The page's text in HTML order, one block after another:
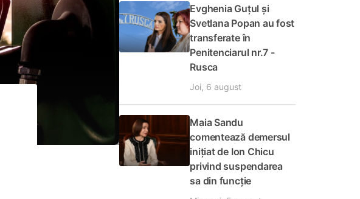
Evghenia Guțul și
Svetlana Popan au fost
transferate în
Penitenciarul nr.7 -
Rusca
Joi, 6 august
Maia Sandu
comentează demersul
inițiat de Ion Chicu
privind suspendarea
sa din funcție